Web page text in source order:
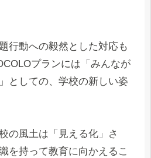
行動への毅然とした対応も
プランには「みんなが
としての、学校の新しい姿
の風土は「見える化」さ
を持って教育に向かえるこ